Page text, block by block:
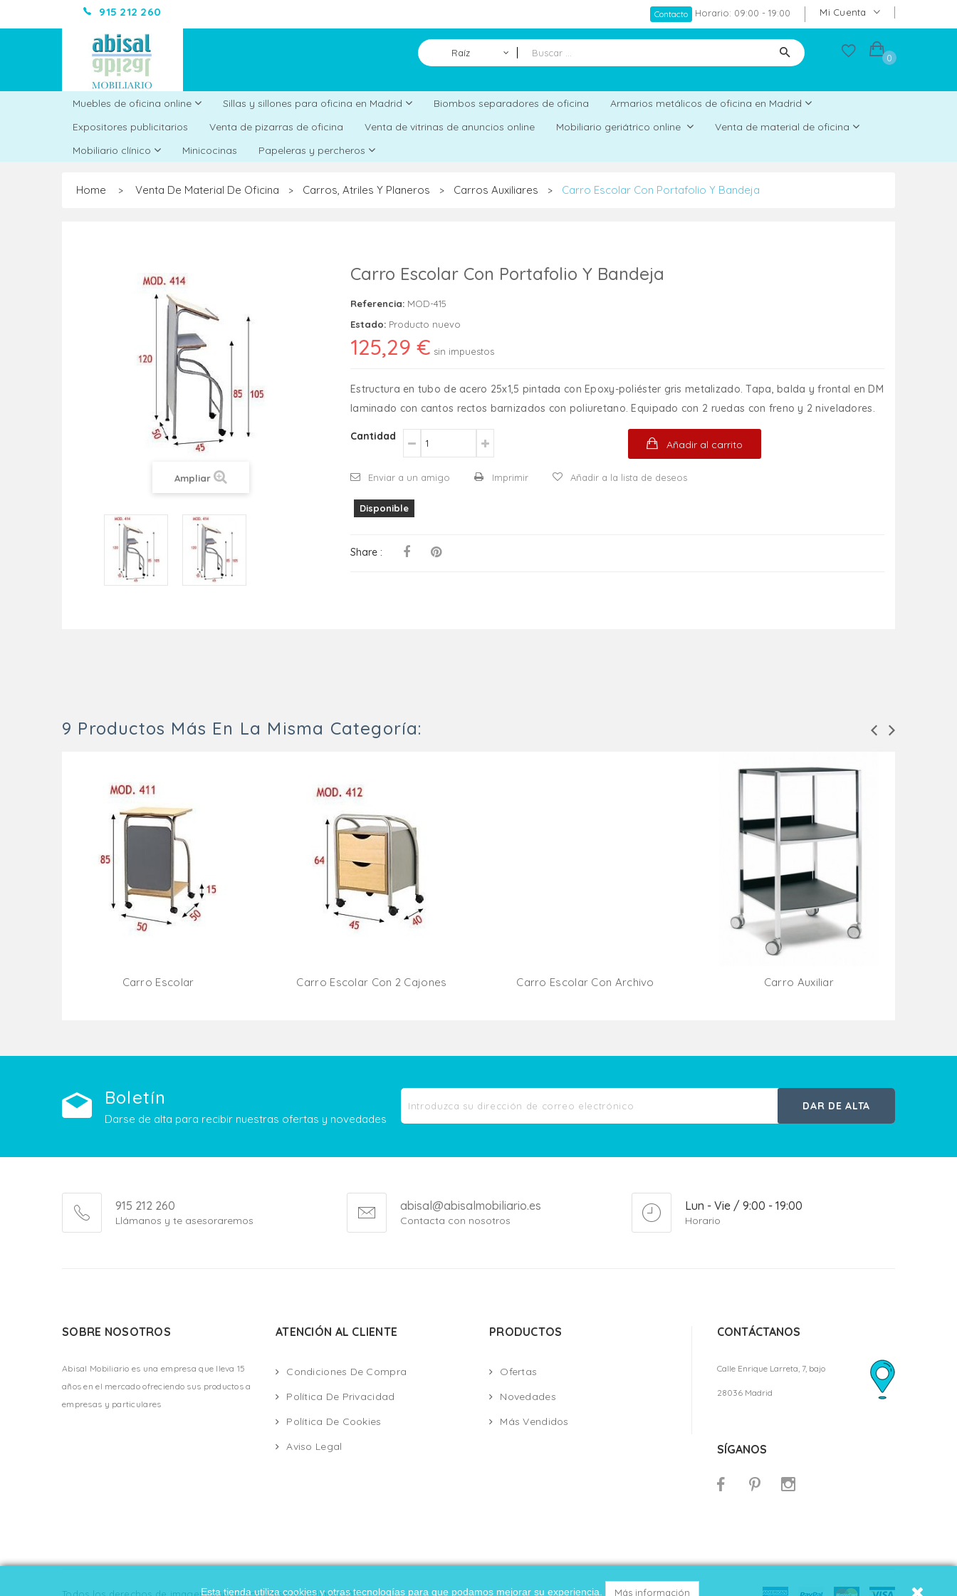
Esta tienda utiliza cookies y otras tecnologías para que podamos mejorar su experiencia. Más información
915 212 260 Mi Cuenta
Contacto Horario: 09:00 - 19:00
Raíz 0
Muebles de oficina online Sillas y sillones para oficina en Madrid Biombos separadores de oficina
Armarios metálicos de oficina en Madrid
Expositores publicitarios
Venta de pizarras de oficina Venta de vitrinas de anuncios online Mobiliario geriátrico online
Venta de material de oficina
Mobiliario clínico
Minicocinas Papeleras y percheros
Home > Venta De Material De Oficina > Carros, Atriles Y Planeros > Carros Auxiliares > Carro Escolar Con Portafolio Y Bandeja
Ampliar
Carro Escolar Con Portafolio Y Bandeja
Referencia: MOD-415
Estado: Producto nuevo
125,29 € sin impuestos
Estructura en tubo de acero 25x1,5 pintada con Epoxy-poliéster gris metalizado. Tapa, balda y frontal en DM
laminado con cantos rectos barnizados con poliuretano. Equipado con 2 ruedas con freno y 2 niveladores.
Cantidad
Añadir al carrito
Enviar a un amigo Imprimir Añadir a la lista de deseos
Disponible
Share :
9 Productos Más En La Misma Categoría:
Carro Escolar
Carro Escolar Con 2 Cajones
Carro Escolar Con Archivo
Carro Auxiliar
Boletín
Darse de alta para recibir nuestras ofertas y novedades
DAR DE ALTA
915 212 260
Llámanos y te asesoraremos
abisal@abisalmobiliario.es
Contacta con nosotros
Lun - Vie / 9:00 - 19:00
Horario
SOBRE NOSOTROS
Abisal Mobiliario es una empresa que lleva 15
años en el mercado ofreciendo sus productos a
empresas y particulares
ATENCIÓN AL CLIENTE
Condiciones De Compra
Política De Privacidad
Política De Cookies
Aviso Legal
PRODUCTOS
Ofertas
Novedades
Más Vendidos
CONTÁCTANOS
Calle Enrique Larreta, 7, bajo
28036 Madrid
SÍGANOS